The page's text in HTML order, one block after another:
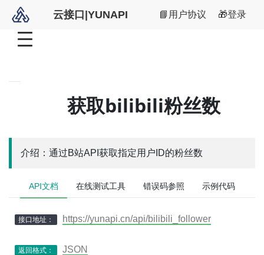
云接口|YUNAPI 📘用户协议 🎁登录
获取bilibili粉丝数
介绍：通过B站API获取指定用户ID的粉丝数
API文档 在线测试工具 错误码参照 示例代码
接口地址： https://yunapi.cn/api/bilibili_follower
返回格式： JSON